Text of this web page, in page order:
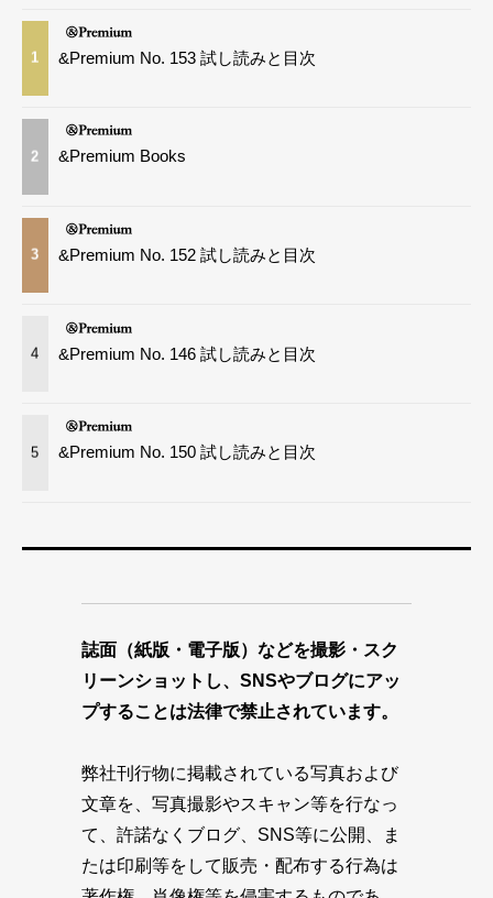
1 &Premium No. 153 試し読みと目次
2 &Premium Books
3 &Premium No. 152 試し読みと目次
4 &Premium No. 146 試し読みと目次
5 &Premium No. 150 試し読みと目次
誌面（紙版・電子版）などを撮影・スク
リーンショットし、SNSやブログにアッ
プすることは法律で禁止されています。
弊社刊行物に掲載されている写真および
文章を、写真撮影やスキャン等を行なっ
て、許諾なくブログ、SNS等に公開、ま
たは印刷等をして販売・配布する行為は